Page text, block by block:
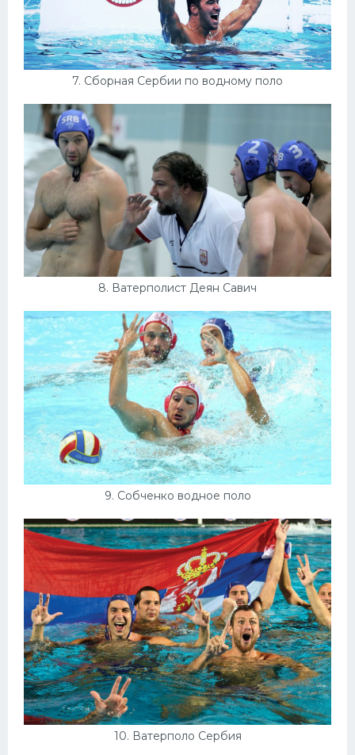
7. Сборная Сербии по водному поло
8. Ватерполист Деян Савич
9. Собченко водное поло
10. Ватерполо Сербия